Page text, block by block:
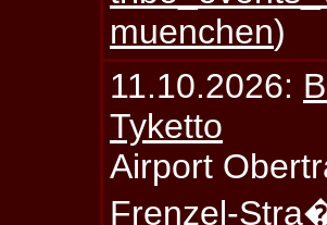
muenchen)
11.10.2026:
Tyketto
Airport
Frenzel-